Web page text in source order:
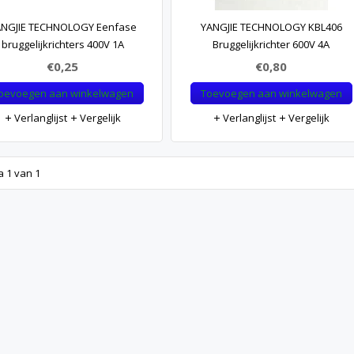
TECHNOLOGY Eenfase
bruggelijkrichters 400V 1A
€0,25
aan winkelwagen
Verlanglijst
Vergelijk
YANGJIE TECHNOLOGY KBL406
Bruggelijkrichter 600V 4A
€0,80
Toevoegen aan winkelwagen
Verlanglijst
Vergelijk
1 van 1